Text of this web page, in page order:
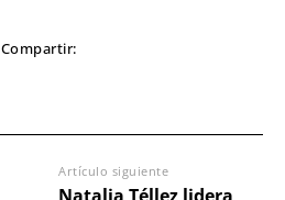
Compartir:
Artículo siguiente